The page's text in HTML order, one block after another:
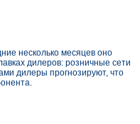
несколько месяцев оно
дилеров: розничные сети
дилеры прогнозируют, что